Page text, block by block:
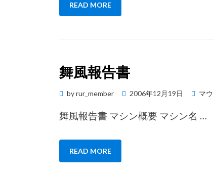
READ MORE
舞風報告書
byrur_member
Posted
2006年12月19日 マ
舞風報告書 マシン概要 マシン名
READ MORE